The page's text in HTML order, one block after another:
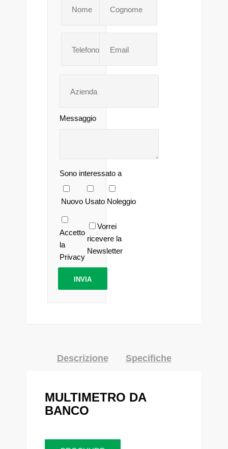
Messaggio
Sono interessato a
Nuovo Usato Noleggio
Accetto
la
Privacy
Vorrei
ricevere la
Newsletter
Descrizione Specifiche
MULTIMETRO DA
BANCO